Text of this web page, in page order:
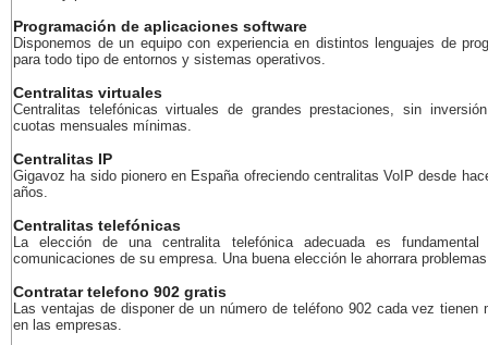
Programación de aplicaciones software
Disponemos de un equipo con experiencia en distintos lenguajes de
para todo tipo de entornos y sistemas operativos.
Centralitas virtuales
Centralitas telefónicas virtuales de grandes prestaciones, sin
cuotas mensuales mínimas.
Centralitas IP
Gigavoz ha sido pionero en España ofreciendo centralitas VoIP desde
años.
Centralitas telefónicas
La elección de una centralita telefónica adecuada es
comunicaciones de su empresa. Una buena elección le ahorrara
Contratar telefono 902 gratis
Las ventajas de disponer de un número de teléfono 902 cada vez tienen
en las empresas.